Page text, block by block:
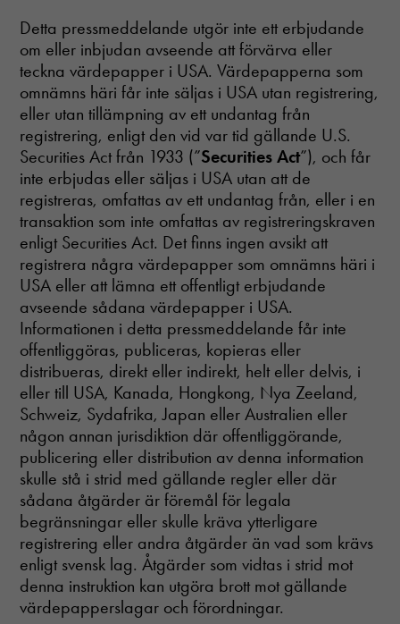
Detta pressmeddelande utgör inte ett erbjudande
om eller inbjudan avseende att förvärva eller
teckna värdepapper i USA. Värdepapperna som
omnämns häri får inte säljas i USA utan registrering,
eller utan tillämpning av ett undantag från
registrering, enligt den vid var tid gällande U.S.
Securities Act från 1933 (”Securities Act”), och får
inte erbjudas eller säljas i USA utan att de
registreras, omfattas av ett undantag från, eller i en
transaktion som inte omfattas av registreringskraven
enligt Securities Act. Det finns ingen avsikt att
registrera några värdepapper som omnämns häri i
USA eller att lämna ett offentligt erbjudande
avseende sådana värdepapper i USA.
Informationen i detta pressmeddelande får inte
offentliggöras, publiceras, kopieras eller
distribueras, direkt eller indirekt, helt eller delvis, i
eller till USA, Kanada, Hongkong, Nya Zeeland,
Schweiz, Sydafrika, Japan eller Australien eller
någon annan jurisdiktion där offentliggörande,
publicering eller distribution av denna information
skulle stå i strid med gällande regler eller där
sådana åtgärder är föremål för legala
begränsningar eller skulle kräva ytterligare
registrering eller andra åtgärder än vad som krävs
enligt svensk lag. Åtgärder som vidtas i strid mot
denna instruktion kan utgöra brott mot gällande
värdepapperslagar och förordningar.
Nödvändiga
Dessa cookies
går inte att
välja bort. De